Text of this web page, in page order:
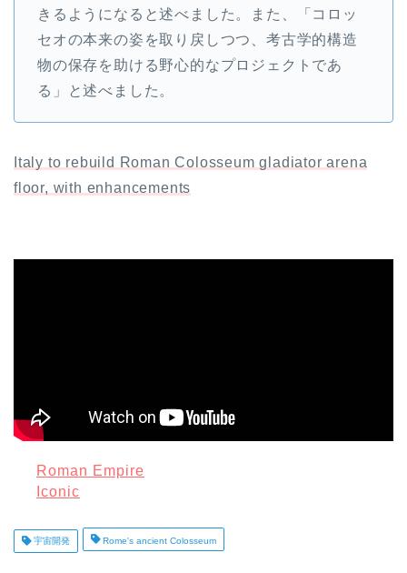
きるようになると述べました。また、「コロッ
セオの本来の姿を取り戻しつつ、考古学的構造
物の保存を助ける野心的なプロジェクトであ
る」と述べました。
Italy to rebuild Roman Colosseum gladiator arena
floor, with enhancements
Roman Empire
Iconic
宇宙開発 Rome's ancient Colosseum